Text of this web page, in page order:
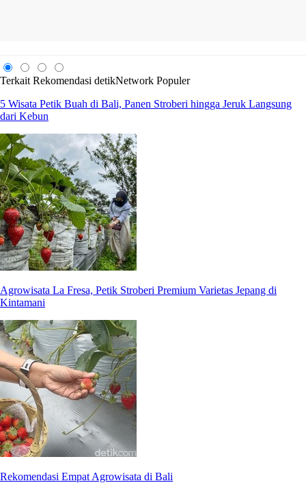
Terkait Rekomendasi detikNetwork Populer
5 Wisata Petik Buah di Bali, Panen Stroberi hingga Jeruk Langsung
dari Kebun
Agrowisata La Fresa, Petik Stroberi Premium Varietas Jepang di
Kintamani
Rekomendasi Empat Agrowisata di Bali